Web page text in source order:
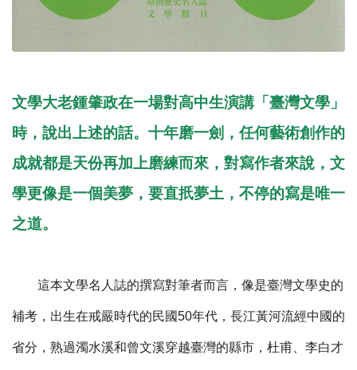
文學大老鍾肇政在一場對高中生演講「臺灣文學」
時，說出上述的話。十年磨一劍，任何藝術創作的
成就都是天份再加上磨練而來，對寫作者來說，文
學更像是一個美夢，要直扺夢土，不停的寫是唯一
之道。
這本文學名人誌的撰寫對筆者而言，像是臺灣文學史的
補考，出生在戒嚴時代的民國50年代，長江黃河流經中國的
省分，熟過濁水溪和曾文溪穿越臺灣的縣市，杜甫、李白才